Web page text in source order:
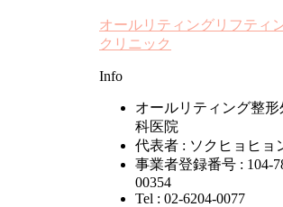
オールリティングリフティ
クリニック
Info
オールリティング整形
科医院
代表者 : ソクヒョヒョ
事業者登録番号 : 104-
00354
Tel : 02-6204-0077